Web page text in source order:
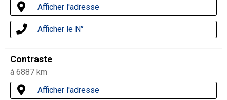
Afficher l'adresse
Afficher le N°
Contraste
à 6887 km
Afficher l'adresse